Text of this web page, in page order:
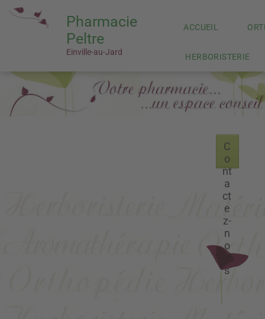
Pharmacie
Peltre
Einville-au-Jard
ACCUEIL
HERBORISTERIE
C
o
nt
a
ct
e
z-
n
o
s